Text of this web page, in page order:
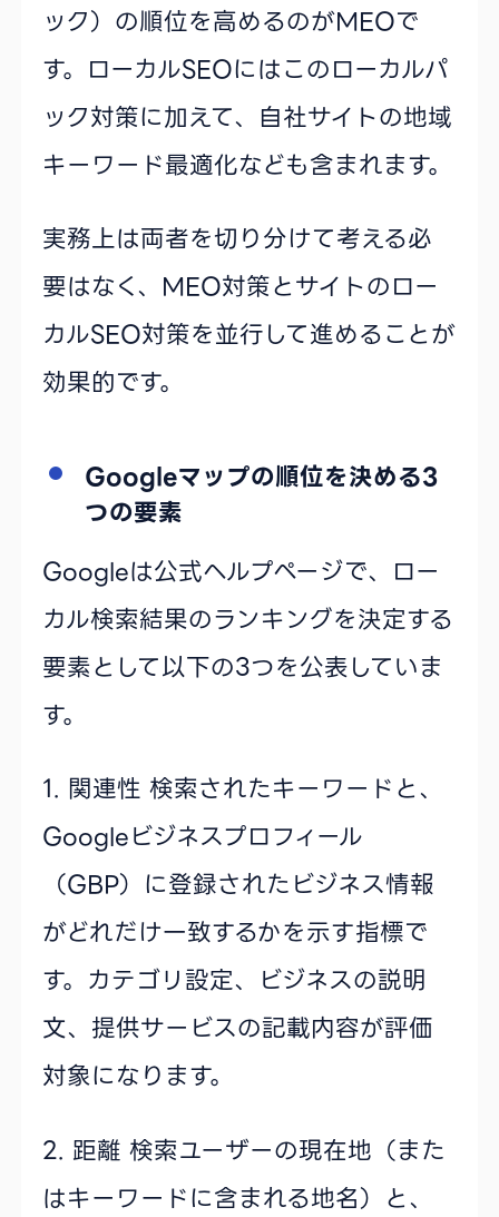
ック）の順位を高めるのがMEOで
す。ローカルSEOにはこのローカルパ
ック対策に加えて、自社サイトの地域
キーワード最適化なども含まれます。
実務上は両者を切り分けて考える必
要はなく、MEO対策とサイトのロー
カルSEO対策を並行して進めることが
効果的です。
Googleマップの順位を決める3
つの要素
Googleは公式ヘルプページで、ロー
カル検索結果のランキングを決定する
要素として以下の3つを公表していま
す。
1. 関連性 検索されたキーワードと、
Googleビジネスプロフィール
（GBP）に登録されたビジネス情報
がどれだけ一致するかを示す指標で
す。カテゴリ設定、ビジネスの説明
文、提供サービスの記載内容が評価
対象になります。
2. 距離 検索ユーザーの現在地（また
はキーワードに含まれる地名）と、